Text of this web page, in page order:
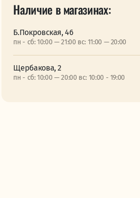
Наличие в магазинах:
Б.Покровская, 46
пн - сб: 10:00 — 21:00 вс: 11:00 — 20:00
Щербакова, 2
пн - сб: 10:00 — 20:00 вс: 10:00 - 19:00